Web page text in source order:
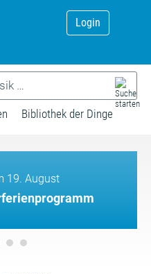
Login
Bibliothek der Dinge
19. August